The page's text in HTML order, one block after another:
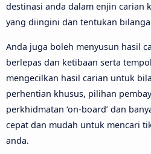
destinasi anda dalam enjin carian
yang diingini dan tentukan
Anda juga boleh menyusun hasil
berlepas dan ketibaan serta
mengecilkan hasil carian untuk
perhentian khusus, pilihan
perkhidmatan ‘on-board’ dan
cepat dan mudah untuk mencari
anda.